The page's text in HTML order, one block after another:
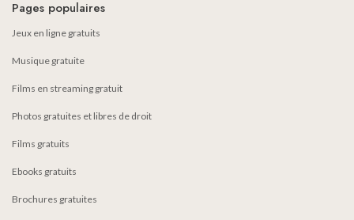
Pages populaires
Jeux en ligne gratuits
Musique gratuite
Films en streaming gratuit
Photos gratuites et libres de droit
Films gratuits
Ebooks gratuits
Brochures gratuites